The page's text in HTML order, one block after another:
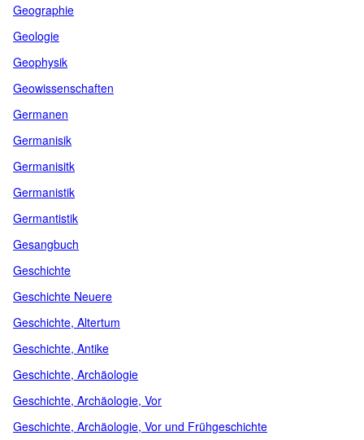
Geographie
Geologie
Geophysik
Geowissenschaften
Germanen
Germanisik
Germanisitk
Germanistik
Germantistik
Gesangbuch
Geschichte
Geschichte Neuere
Geschichte, Altertum
Geschichte, Antike
Geschichte, Archäologie
Geschichte, Archäologie, Vor
Geschichte, Archäologie, Vor und Frühgeschichte